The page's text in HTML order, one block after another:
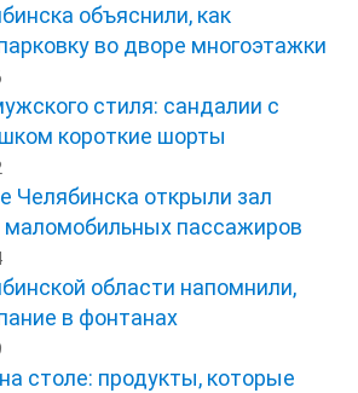
объяснили, как
во дворе многоэтажки
стиля: сандалии с
короткие шорты
Челябинска открыли зал
пассажиров
области напомнили,
в фонтанах
столе: продукты, которые